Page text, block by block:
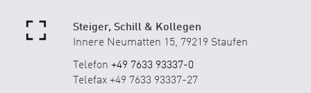
Steiger, Schill & Kollegen
Innere Neumatten 15, 79219 Staufen
Telefon +49 7633 93337-0
Telefax +49 7633 93337-27